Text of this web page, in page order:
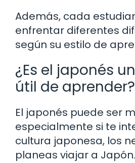
Además, cada
enfrentar diferentes
según su estilo de
¿Es el japonés
útil de aprender?
El japonés puede ser
especialmente si te
cultura japonesa, los
planeas viajar a Japón.